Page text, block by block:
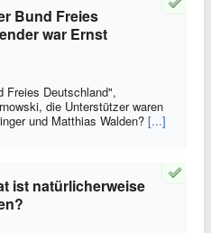
Bund Freies
war Ernst
Freies Deutschland",
die Unterstützer waren
und Matthias Walden? [...]
ist natürlicherweise